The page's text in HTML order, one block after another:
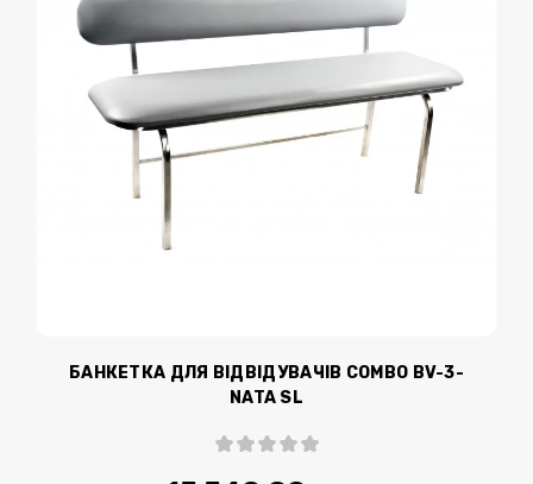
БАНКЕТКА ДЛЯ ВІДВІДУВАЧІВ COMBO BV-3-
NATA SL